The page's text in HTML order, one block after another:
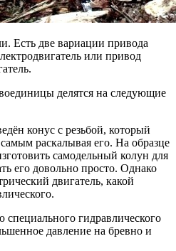
Есть две вариации привода
или привод
делятся на следующие
конус с резьбой, который
раскалывая его. На образце
самодельный колун для
его довольно просто. Однако
двигатель, какой
гидравлического
давление на бревно и